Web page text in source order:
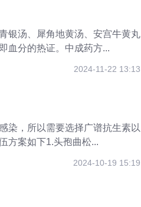
银汤、犀角地黄汤、安宫牛黄丸
血分的热证。中成药方...
2024-11-22 13:13
染，所以需要选择广谱抗生素以
方案如下1.头孢曲松...
2024-10-19 15:19